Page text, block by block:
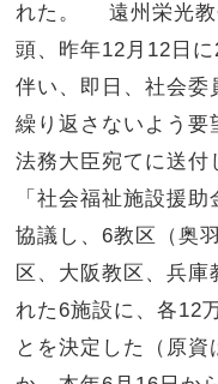
れた。 遠州栄光教
頭、昨年12月12日
伴い、即日、社会委
繰り返さないよう要
法務大臣宛てに送
「社会福祉施設援
協議し、6教区（奥
区、大阪教区、兵庫
れた6施設に、各12
とを決定した（原